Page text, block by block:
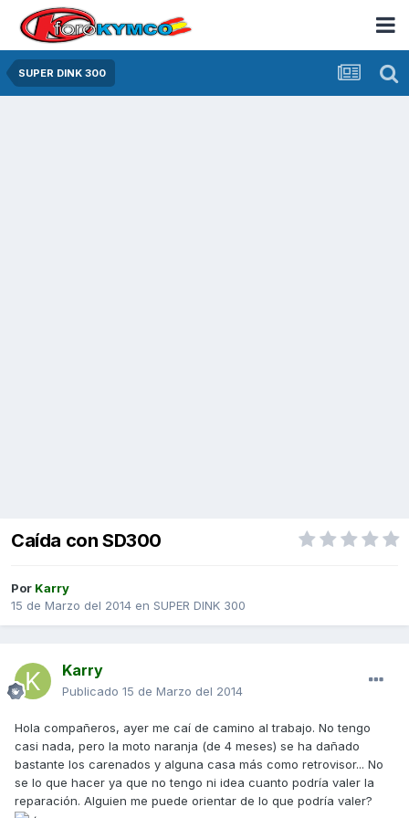
SUPER DINK 300
Caída con SD300
Por Karry
15 de Marzo del 2014 en SUPER DINK 300
Karry
Publicado 15 de Marzo del 2014
Hola compañeros, ayer me caí de camino al trabajo. No tengo
casi nada, pero la moto naranja (de 4 meses) se ha dañado
bastante los carenados y alguna casa más como retrovisor... No
se lo que hacer ya que no tengo ni idea cuanto podría valer la
reparación. Alguien me puede orientar de lo que podría valer?